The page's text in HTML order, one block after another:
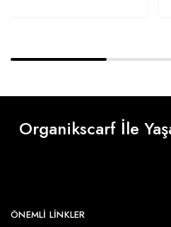
Organikscarf İle
ÖNEMLI LINKLER